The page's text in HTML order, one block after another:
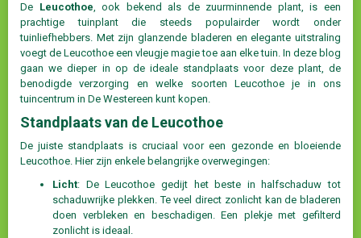
De Leucothoe, ook bekend als de zuurminnende plant, is een
prachtige tuinplant die steeds populairder wordt onder
tuinliefhebbers. Met zijn glanzende bladeren en elegante uitstraling
voegt de Leucothoe een vleugje magie toe aan elke tuin. In deze blog
gaan we dieper in op de ideale standplaats voor deze plant, de
benodigde verzorging en welke soorten Leucothoe je in ons
tuincentrum in De Westereen kunt kopen.
Standplaats van de Leucothoe
De juiste standplaats is cruciaal voor een gezonde en bloeiende
Leucothoe. Hier zijn enkele belangrijke overwegingen:
Licht: De Leucothoe gedijt het beste in halfschaduw tot
schaduwrijke plekken. Te veel direct zonlicht kan de bladeren
doen verbleken en beschadigen. Een plekje met gefilterd
zonlicht is ideaal.